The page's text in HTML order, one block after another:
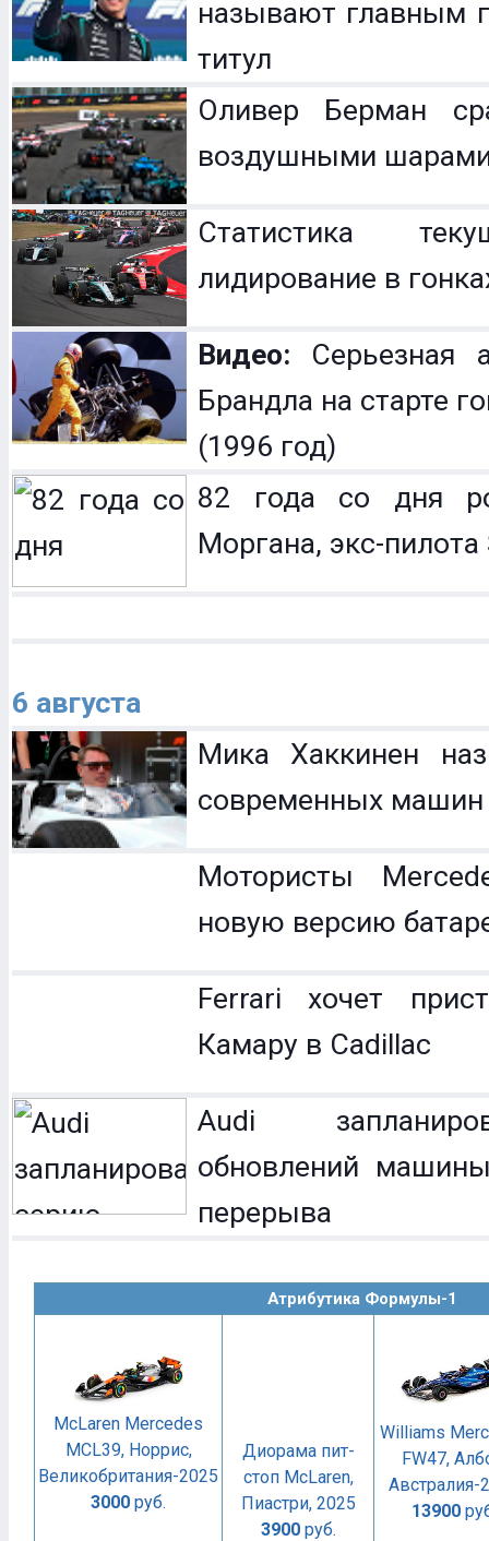
называют главным
титул
Оливер Берман
воздушными
Статистика
лидирование в
Видео: Серьезная
Брандла на старте
(1996 год)
82 года со дня
Моргана, экс-пилота
6 августа
Мика Хаккинен
современных
Мотористы
новую версию
Ferrari хочет
Камару в Cadillac
Audi
обновлений
перерыва
Атрибутика Формулы-1
McLaren Mercedes
MCL39, Норрис,
Великобритания-2025
3000 руб.
Диорама пит-
стоп McLaren,
Пиастри, 2025
3900руб.
Williams
FW47,
Австралия-
13900